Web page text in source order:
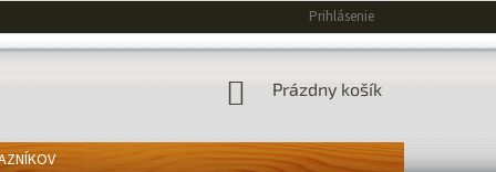
Prihlásenie
NÁKUPNÝ
Prázdny košík